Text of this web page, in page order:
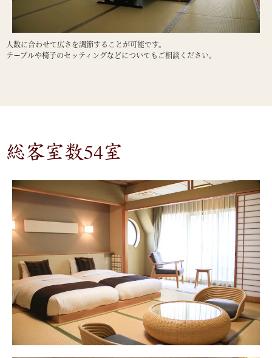
人数に合わせて広さを調節することが可能です。
テーブルや椅子のセッティングなどについてもご相談ください。
総客室数54室